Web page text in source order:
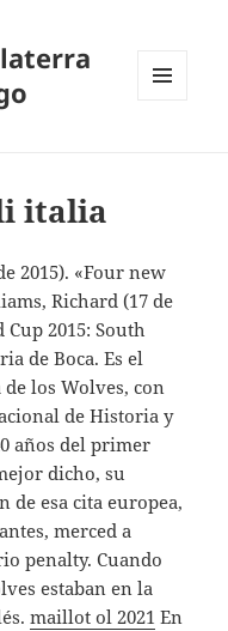
italia
2015). «Four new
Richard (17 de
2015: South
de Boca. Es el
los Wolves, con
de Historia y
años del primer
dicho, su
de esa cita europea,
merced a
penalty. Cuando
estaban en la
maillot ol 2021 En